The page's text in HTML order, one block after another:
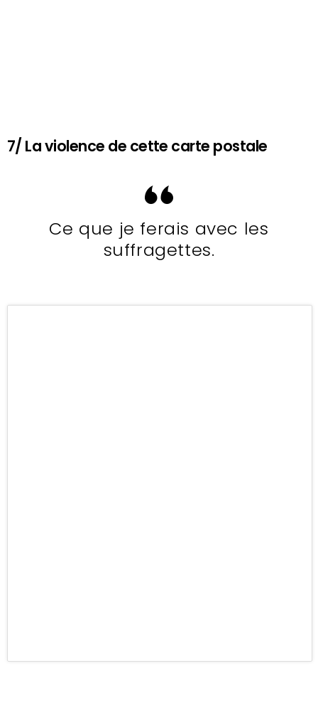
7/ La violence de cette carte postale
Ce que je ferais avec les
suffragettes.